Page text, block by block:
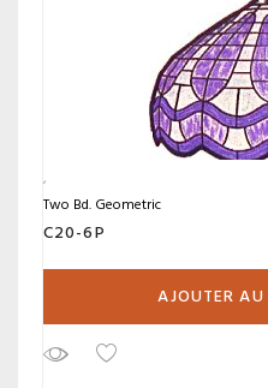
Two Bd. Geometric
C20-6P
AJOUTER